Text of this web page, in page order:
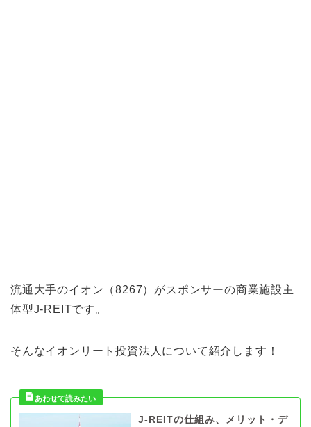
流通大手のイオン（8267）がスポンサーの商業施設主
体型J-REITです。
そんなイオンリート投資法人について紹介します！
J-REITの仕組み、メリット・デ